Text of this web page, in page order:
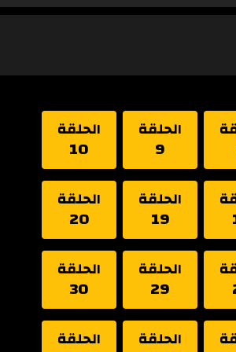
الحلقة
9
الحلقة
10
الحلقة
19
الحلقة
20
الحلقة
29
الحلقة
30
الحلقة الحلقة